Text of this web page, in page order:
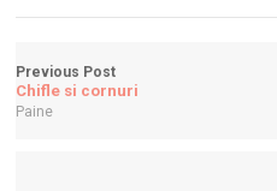
Previous Post
Chifle si cornuri
Paine